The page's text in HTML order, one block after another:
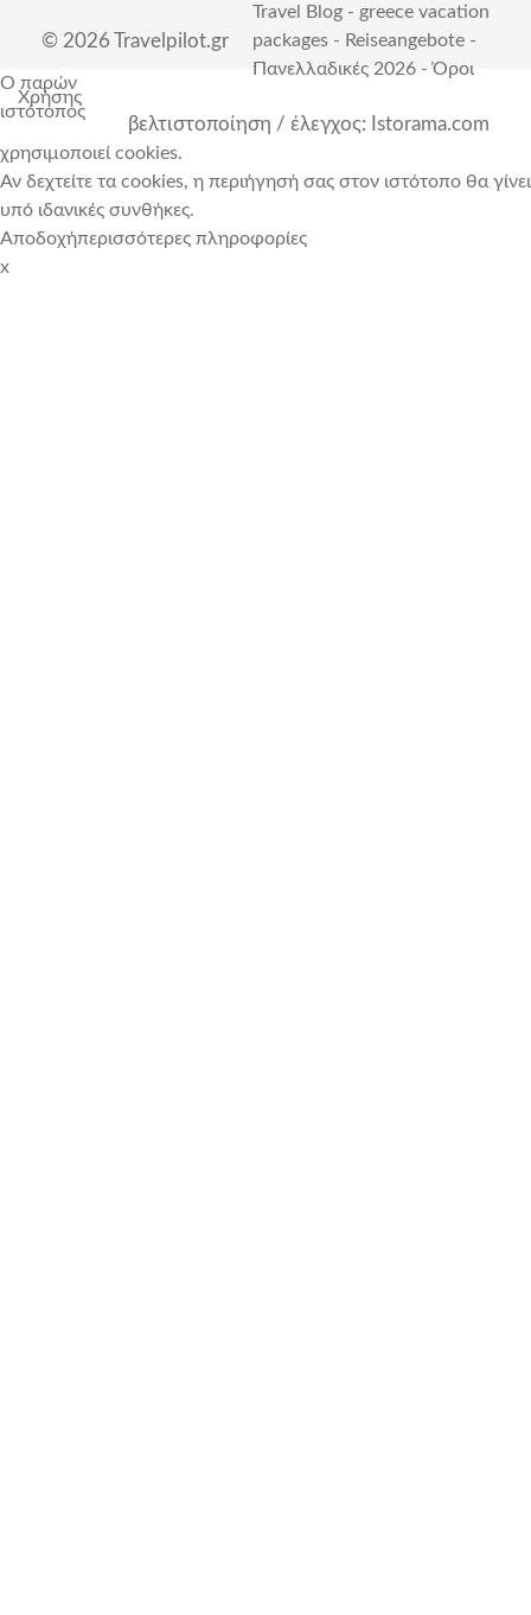
© 2026 Travelpilot.gr
Travel Blog - greece vacation
packages - Reiseangebote -
Πανελλαδικές 2026 -Όροι
Χρήσης
βελτιστοποίηση / έλεγχος: Istorama.com
Ο παρών
ιστότοπος
χρησιμοποιεί cookies.
Αν δεχτείτε τα cookies, η περιήγησή σας στον ιστότοπο θα γίνει
υπό ιδανικές συνθήκες.
Αποδοχήπερισσότερες πληροφορίες
x